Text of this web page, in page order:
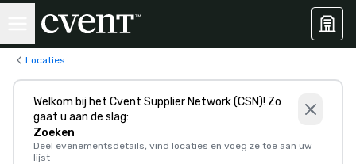
Locaties
Welkom bij het Cvent Supplier Network (CSN)! Zo
gaat u aan de slag:
Zoeken
Deel evenementsdetails, vind locaties en voeg ze toe aan uw
lijst